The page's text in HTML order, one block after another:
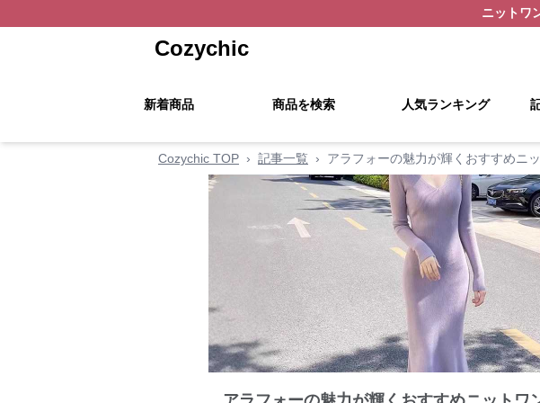
ニットワ
Cozychic
新着商品 商品を検索 人気ランキング
Cozychic TOP › 記事一覧 › アラフォーの魅力が輝くおすすめニ